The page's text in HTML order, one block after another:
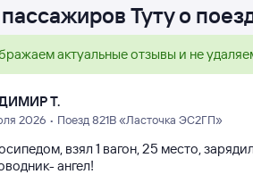
Туту о
актуальные отзывы и не
Т.
2026 • Поезд 821В «Ласточка ЭС2ГП»
взял 1 вагон, 25 место,
ангел!